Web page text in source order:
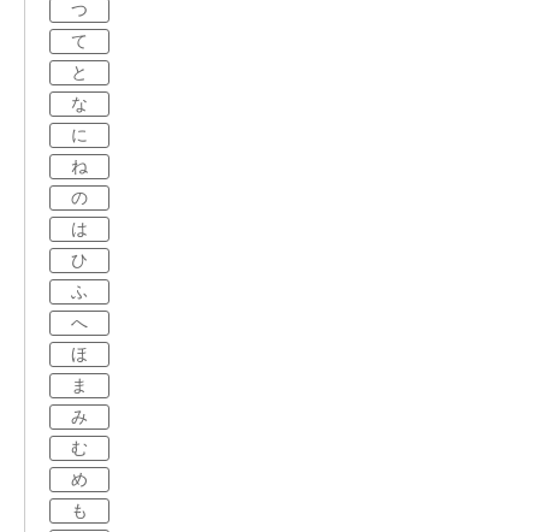
つ
て
と
な
に
ね
の
は
ひ
ふ
へ
ほ
ま
み
む
め
も